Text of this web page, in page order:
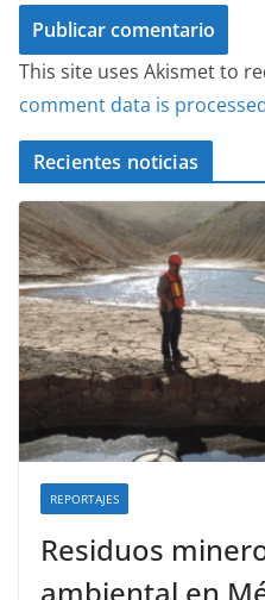
This site uses Akismet to
comment data is
Recientes noticias
REPORTAJES
Residuos
ambiental en